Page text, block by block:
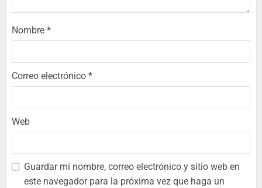
Nombre *
Correo electrónico *
Web
Guardar mi nombre, correo electrónico y sitio web en
este navegador para la próxima vez que haga un